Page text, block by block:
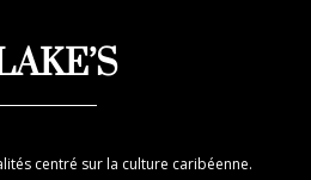
centré sur la culture caribéenne.